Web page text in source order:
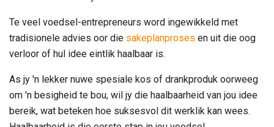
Te veel voedsel-entrepreneurs word ingewikkeld met
tradisionele advies oor die sakeplanproses en uit die oog
verloor of hul idee eintlik haalbaar is.
As jy 'n lekker nuwe spesiale kos of drankproduk oorweeg
om 'n besigheid te bou, wil jy die haalbaarheid van jou idee
bereik, wat beteken hoe suksesvol dit werklik kan wees.